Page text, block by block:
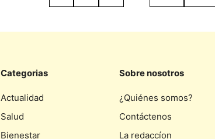
Categorias
Actualidad
Salud
Bienestar
Sobre nosotros
¿Quiénes somos?
Contáctenos
La redaccíon